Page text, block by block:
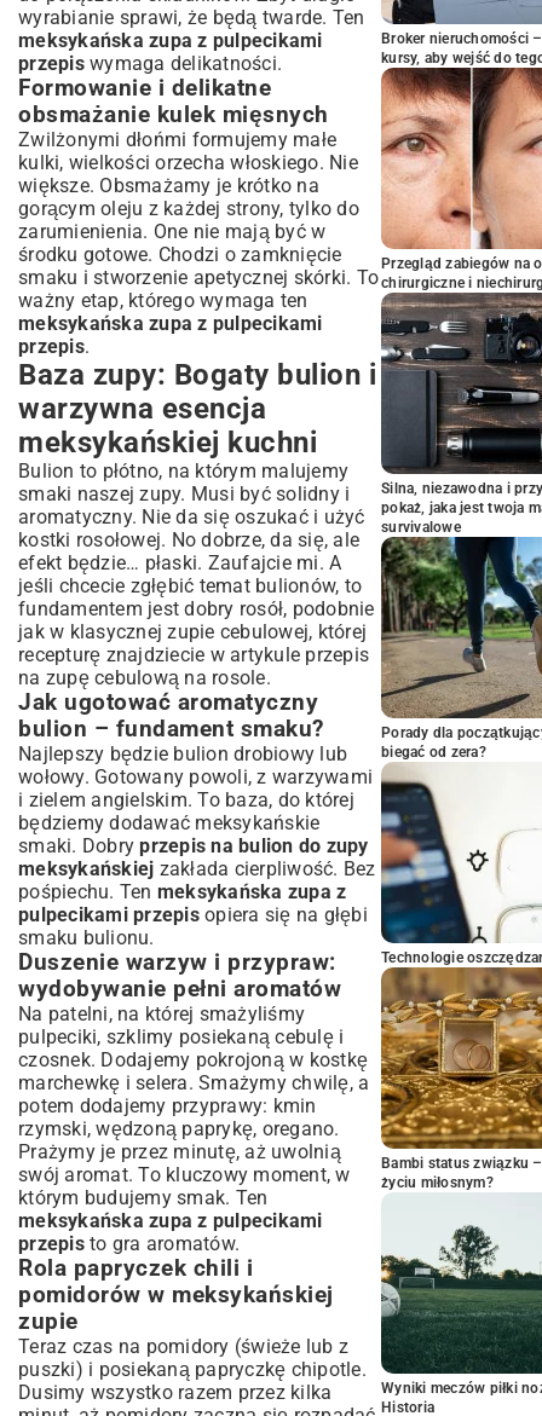
wyrabianie sprawi, że będą twarde. Ten
meksykańska zupa z pulpecikami
przepiswymaga delikatności.
Formowanie i delikatne
obsmażanie kulek mięsnych
Zwilżonymi dłońmi formujemy małe
kulki, wielkości orzecha włoskiego. Nie
większe. Obsmażamy je krótko na
gorącym oleju z każdej strony, tylko do
zarumienienia. One nie mają być w
środku gotowe. Chodzi o zamknięcie
smaku i stworzenie apetycznej skórki. To
ważny etap, którego wymaga ten
meksykańska zupa z pulpecikami
przepis.
Baza zupy: Bogaty bulion i
warzywna esencja
meksykańskiej kuchni
Bulion to płótno, na którym malujemy
smaki naszej zupy. Musi być solidny i
aromatyczny. Nie da się oszukać i użyć
kostki rosołowej. No dobrze, da się, ale
efekt będzie… płaski. Zaufajcie mi. A
jeśli chcecie zgłębić temat bulionów, to
fundamentem jest dobry rosół, podobnie
jak w klasycznej zupie cebulowej, której
recepturę znajdziecie w artykule przepis
na zupę cebulową na rosole.
Jak ugotować aromatyczny
bulion – fundament smaku?
Najlepszy będzie bulion drobiowy lub
wołowy. Gotowany powoli, z warzywami
i zielem angielskim. To baza, do której
będziemy dodawać meksykańskie
smaki. Dobryprzepis na bulion do zupy
meksykańskiej zakłada cierpliwość. Bez
pośpiechu. Ten meksykańska zupa z
pulpecikami przepisopiera się na głębi
smaku bulionu.
Duszenie warzyw i przypraw:
wydobywanie pełni aromatów
Na patelni, na której smażyliśmy
pulpeciki, szklimy posiekaną cebulę i
czosnek. Dodajemy pokrojoną w kostkę
marchewkę i selera. Smażymy chwilę, a
potem dodajemy przyprawy: kmin
rzymski, wędzoną paprykę, oregano.
Prażymy je przez minutę, aż uwolnią
swój aromat. To kluczowy moment, w
którym budujemy smak. Ten
meksykańska zupa z pulpecikami
przepisto gra aromatów.
Rola papryczek chili i
pomidorów w meksykańskiej
zupie
Teraz czas na pomidory (świeże lub z
puszki) i posiekaną papryczkę chipotle.
Dusimy wszystko razem przez kilka
Broker nieruchomości
kursy, aby wejść do
Przegląd zabiegów na
chirurgiczne i
Silna, niezawodna i
pokaż, jaka jest twoja
survivalowe
Porady dla
biegać od zera?
Technologie
Bambi status związku
życiu miłosnym?
Wyniki meczów piłki
Historia